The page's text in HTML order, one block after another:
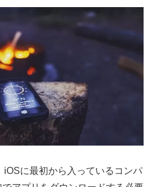
iOSに最初から入っているコンパ